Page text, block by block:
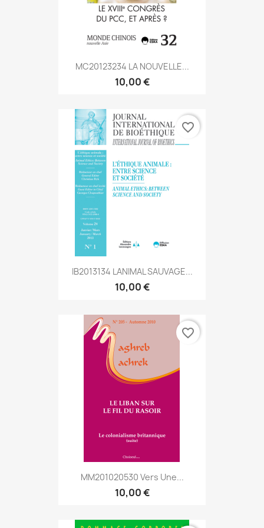
MC20123234 LA NOUVELLE...
10,00 €
IB2013134 LANIMAL SAUVAGE...
10,00 €
favorite_border
MM201020530 Vers Une...
10,00 €
favorite_border